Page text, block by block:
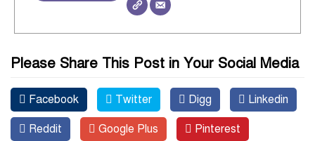
Please Share This Post in Your Social Media
Facebook Twitter Digg Linkedin
Reddit Google Plus Pinterest